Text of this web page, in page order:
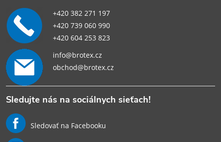
+420 382 271 197
+420 739 060 990
+420 604 253 823
info@brotex.cz
obchod@brotex.cz
Sledujte nás na sociálnych sieťach!
Sledovať na Facebooku